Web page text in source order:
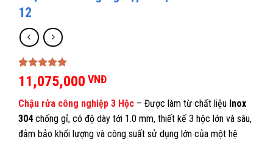
12
5.00
trên 5
dựa trên
2
11,075,000 VNĐ
Chậu rửa công nghiệp 3 Hộc – Được làm từ chất liệu Inox
304chống gỉ, có độ dày tới 1.0 mm, thiết kế 3 hộc lớn và sâu,
đảm bảo khối lượng và công suất sử dụng lớn của một hệ